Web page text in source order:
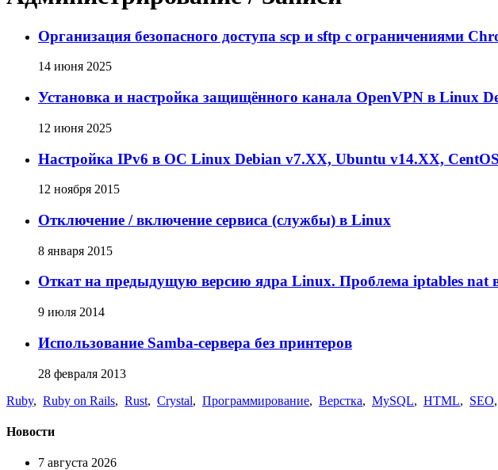
Организация безопасного доступа scp и sftp с ограничениями
14 июня 2025
Установка и настройка защищённого канала OpenVPN в Linux
12 июня 2025
Настройка IPv6 в ОС Linux Debian v7.XX, Ubuntu v14.XX,
12 ноября 2015
Отключение / включение сервиса (службы) в Linux
8 января 2015
Откат на предыдущую версию ядра Linux. Проблема iptables nat
9 июля 2014
Использование Samba-сервера без принтеров
28 февраля 2013
Ruby, Ruby on Rails, Rust, Crystal, Программирование, Верстка, MySQL, HTML, SEO,
Новости
7 августа 2026